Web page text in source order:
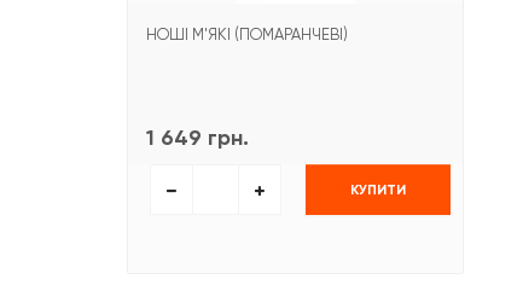
НОШІ М'ЯКІ (ПОМАРАНЧЕВІ)
1 649 грн.
КУПИТИ